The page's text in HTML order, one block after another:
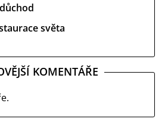
světa
KOMENTÁŘE